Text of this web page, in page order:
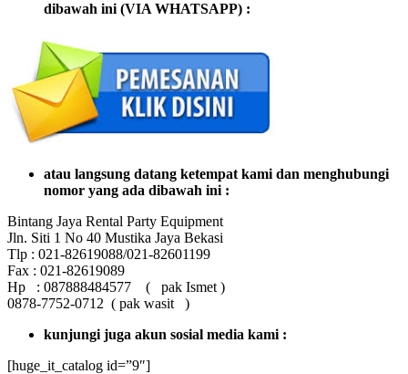
dibawah ini (VIA WHATSAPP) :
atau langsung datang ketempat kami dan menghubungi
nomor yang ada dibawah ini :
Bintang Jaya Rental Party Equipment
Jln. Siti 1 No 40 Mustika Jaya Bekasi
Tlp : 021-82619088/021-82601199
Fax : 021-82619089
Hp : 087888484577 ( pak Ismet )
0878-7752-0712 ( pak wasit )
kunjungi juga akun sosial media kami :
[huge_it_catalog id=”9″]